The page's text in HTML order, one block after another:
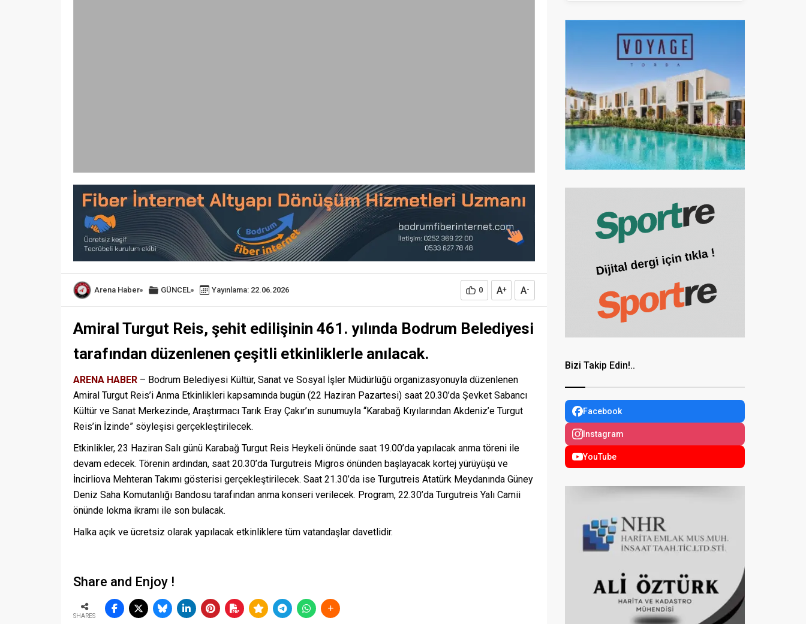
Arena Haber GÜNCEL Yayınlama: 22.06.2026 0 A+ A-
Amiral Turgut Reis, şehit edilişinin 461. yılında Bodrum Belediyesi
tarafından düzenlenen çeşitli etkinliklerle anılacak.
ARENA HABER – Bodrum Belediyesi Kültür, Sanat ve Sosyal İşler Müdürlüğü organizasyonuyla düzenlenen
Amiral Turgut Reis’i Anma Etkinlikleri kapsamında bugün (22 Haziran Pazartesi) saat 20.30’da Şevket Sabancı
Kültür ve Sanat Merkezinde, Araştırmacı Tarık Eray Çakır’ın sunumuyla “Karabağ Kıyılarından Akdeniz’e Turgut
Reis’in İzinde” söyleşisi gerçekleştirilecek.
Etkinlikler, 23 Haziran Salı günü Karabağ Turgut Reis Heykeli önünde saat 19.00’da yapılacak anma töreni ile
devam edecek. Törenin ardından, saat 20.30’da Turgutreis Migros önünden başlayacak kortej yürüyüşü ve
İncirliova Mehteran Takımı gösterisi gerçekleştirilecek. Saat 21.30’da ise Turgutreis Atatürk Meydanında Güney
Deniz Saha Komutanlığı Bandosu tarafından anma konseri verilecek. Program, 22.30’da Turgutreis Yalı Camii
önünde lokma ikramı ile son bulacak.
Halka açık ve ücretsiz olarak yapılacak etkinliklere tüm vatandaşlar davetlidir.
Share and Enjoy !
SHARES
Bizi Takip Edin!..
Facebook
Instagram
YouTube